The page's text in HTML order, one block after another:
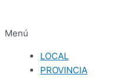
Menú
LOCAL
PROVINCIA